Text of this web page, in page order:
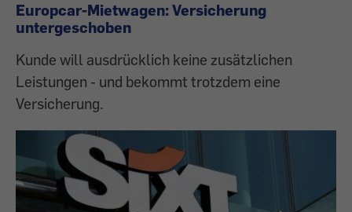
Europcar-Mietwagen: Versicherung
untergeschoben
Kunde will ausdrücklich keine zusätzlichen
Leistungen - und bekommt trotzdem eine
Versicherung.